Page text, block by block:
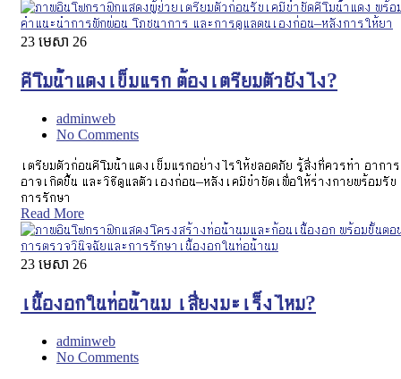
23 មេសា 26
คีโมน้ำแดงเข็มแรก ต้องเตรียมตัวยังไง?
adminweb
No Comments
เตรียมตัวก่อนคีโมน้ำแดงเข็มแรกอย่างไรให้ปลอดภัย รู้สิ่งที่ควรทำ อากา
อาจเกิดขึ้น และวิธีดูแลตัวเองก่อน–หลังเคมีบำบัดเพื่อให้ร่างกายพร้อมรับ
การรักษา
Read More
23 មេសា 26
เนื้องอกในท่อน้ำนม เสี่ยงมะเร็งไหม?
adminweb
No Comments